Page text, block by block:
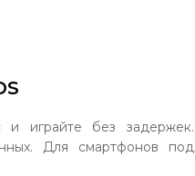
и играйте без задержек.
Для смартфонов под